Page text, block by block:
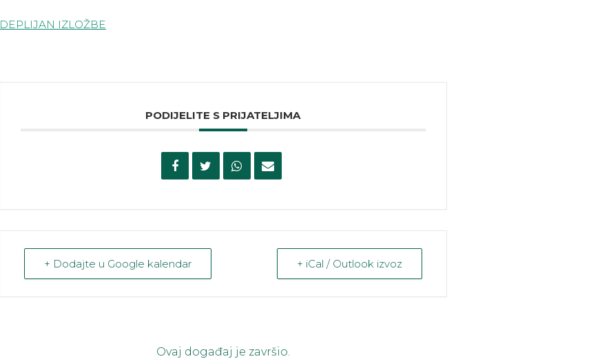
DEPLIJAN IZLOŽBE
PODIJELITE S PRIJATELJIMA
+ Dodajte u Google kalendar + iCal / Outlook izvoz
Ovaj događaj je završio.